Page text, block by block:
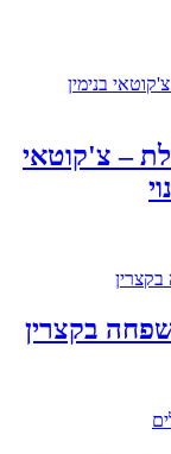
– צ'קוטאי
בקצרין